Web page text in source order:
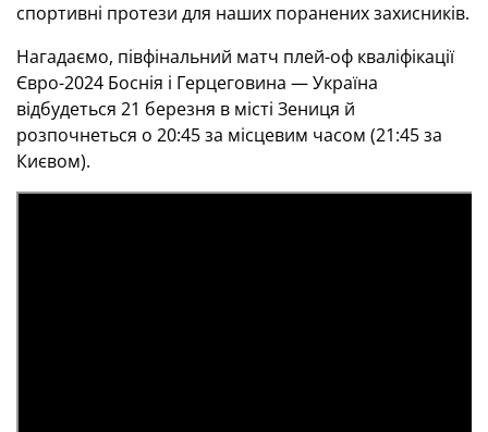
спортивні протези для наших поранених захисників.
Нагадаємо, півфінальний матч плей-оф кваліфікації
Євро-2024 Боснія і Герцеговина — Україна
відбудеться 21 березня в місті Зениця й
розпочнеться о 20:45 за місцевим часом (21:45 за
Києвом).